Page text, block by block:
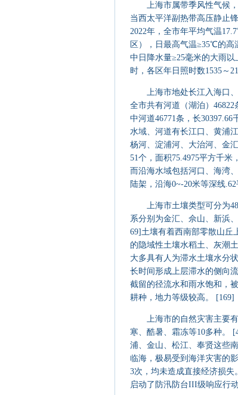
上海市属带季风性气候，
当西太平洋副热带高压静止
2022年，全市年平均气温
区），日最高气温≥35℃的高
中日降水量≥25毫米的大雨
时，各区年日照时数1535～
上海市地处长江入海口、
全市共有河道（湖泊）
中河道46771条，长
水域、河道有长江口、黄浦
杨河、淀浦河、大治河、金
51个，面积75.4975平方千
而沿海水域包括河口、海湾
陆架，沿海0~-20米等深线
上海市土壤类型可分为48
系分别为金汇、佘山、新浜
69]土壤有着西南部零散山丘
的隐域性土壤水稻土、灰潮
大多具有人为滞水土壤水分
长时间形成上层滞水的侧向
截留的径流水和雨水饱和，
耕种，地力等级较高。 [169]
上海市的自然灾害主要有
寒、酷暑、霜冻等10多种。
浦、金山、松江、奉贤这些
临海，极易受到海洋灾害的
3次，均未造成直接经济损
启动了防汛防台III级响应行动